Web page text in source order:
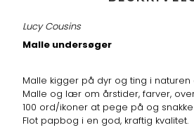
Lucy Cousins
Malle undersøger
Malle kigger på dyr og ting i naturen
Malle og lær om årstider, farver,
100 ord/ikoner at pege på og
Flot papbog i en god, kraftig kvalitet.